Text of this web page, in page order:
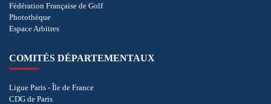
Fédération Française de Golf
Photothèque
Espace Arbitres
COMITÉS DÉPARTEMENTAUX
Ligue Paris - Île de France
CDG de Paris